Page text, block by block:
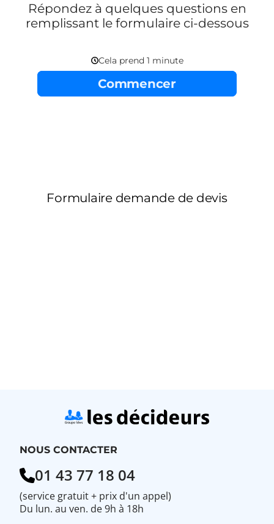
Répondez à quelques questions en
remplissant le formulaire ci-dessous
NOUS CONTACTER
01 43 77 18 04
(service gratuit + prix d'un appel)
Du lun. au ven. de 9h à 18h